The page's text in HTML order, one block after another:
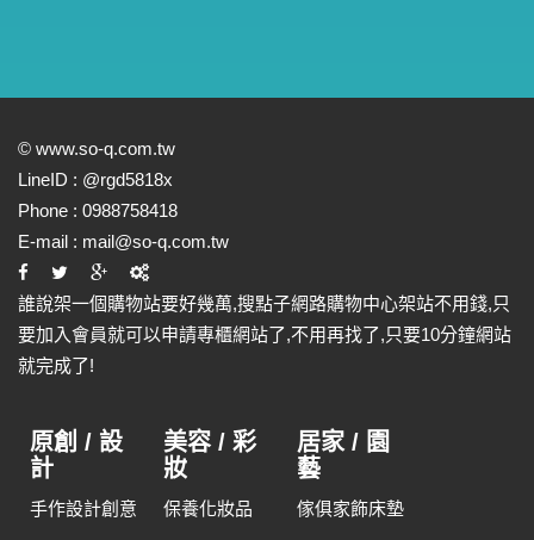
© www.so-q.com.tw
LineID : @rgd5818x
Phone : 0988758418
E-mail : mail@so-q.com.tw
誰說架一個購物站要好幾萬,搜點子網路購物中心架站不用錢,只
要加入會員就可以申請專櫃網站了,不用再找了,只要10分鐘網站
就完成了!
原創 / 設
計
手作設計創意
美容 / 彩
妝
保養化妝品
居家 / 園
藝
傢俱家飾床墊